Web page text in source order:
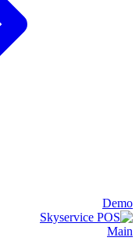
Demo
Main